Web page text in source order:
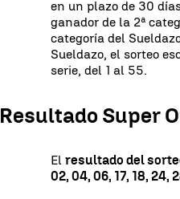
en un plazo de 30
ganador de la 2ª
categoría del
Sueldazo, el sorteo
serie, del 1 al 55.
Resultado Super
Elresultado del
02, 04, 06, 17, 18, 24,